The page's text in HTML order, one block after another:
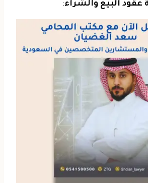
البيع والشراء: